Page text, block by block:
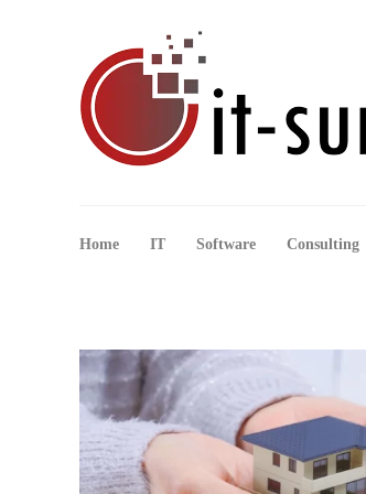
Home IT Software Consulting